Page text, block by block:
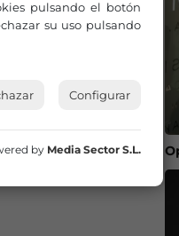
pulsando el botón
su uso pulsando
Configurar
by Media Sector S.L.